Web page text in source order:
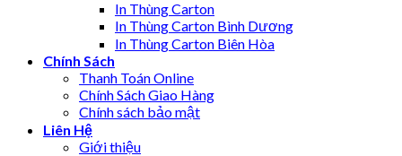
In Thùng Carton
In Thùng Carton Bình Dương
In Thùng Carton Biên Hòa
Chính Sách
Thanh Toán Online
Chính Sách Giao Hàng
Chính sách bảo mật
Liên Hệ
Giới thiệu